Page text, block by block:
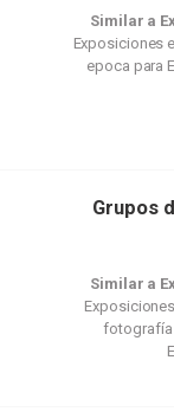
Similar a
Exposiciones
epoca para
Grupos
Similar a
fotografía